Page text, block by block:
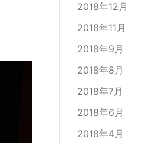
2018年12月
2018年11月
2018年9月
2018年8月
2018年7月
2018年6月
2018年4月